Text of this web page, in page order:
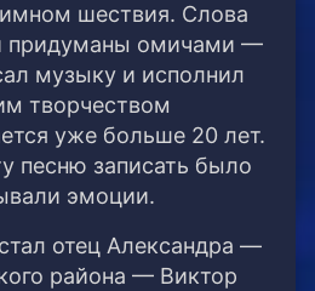
шествия. Слова
придуманы омичами —
музыку и исполнил
творчеством
уже больше 20 лет.
песню записать было
эмоции.
отец Александра —
района — Виктор